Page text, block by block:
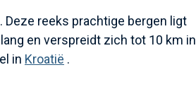
reeks prachtige bergen ligt
en verspreidt zich tot 10 km in
in Kroatië .